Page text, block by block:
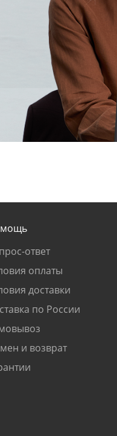
ответ
оплаты
доставки
по России
и возврат